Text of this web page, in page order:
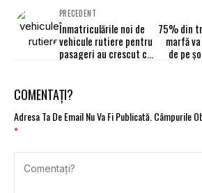
PRECEDENT
Înmatriculările noi de
vehicule rutiere pentru
pasageri au crescut cu
75% din
marfă
de pe
COMENTAȚI?
Adresa Ta De Email Nu Va Fi Publicată.Câmpurile
*